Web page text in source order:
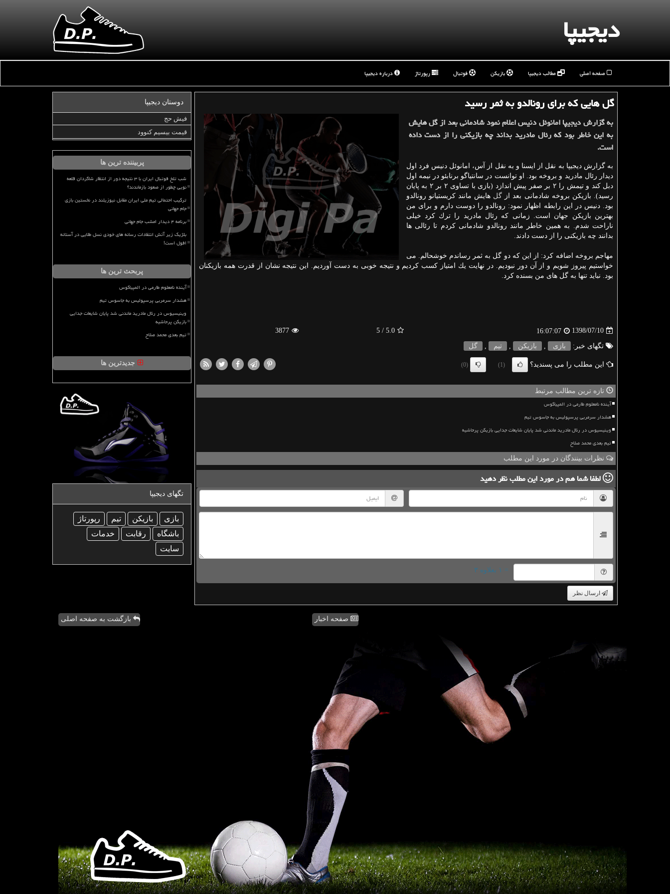
دیجیپا
صفحه اصلی مطالب دیجیپا بازیکن فوتبال رپورتاژ درباره دیجیپا
گل هایی كه برای رونالدو به ثمر رسید
به گزارش دیجیپا امانوئل دنیس اعلام نمود شادمانی بعد از گل هایش
به این خاطر بود كه رئال مادرید بداند چه بازیكنی را از دست داده
است.
به گزارش دیجیپا به نقل از ایسنا و به نقل از آس، امانوئل دنیس فرد اول
دیدار رئال مادرید و بروخه بود. او توانست در سانتیاگو برنابئو در نیمه اول
دبل كند و تیمش را ۲ بر صفر پیش اندازد (بازی با تساوی ۲ بر ۲ به پایان
رسید). بازیكن بروخه شادمانی بعد از گل هایش مانند كریستیانو رونالدو
بود. دنیس در این رابطه اظهار نمود: رونالدو را دوست دارم و برای من
بهترین بازیكن جهان است. زمانی كه رئال مادرید را ترك كرد خیلی
ناراحت شدم. به همین خاطر مانند رونالدو شادمانی كردم تا رئالی ها
بدانند چه بازیكنی را از دست دادند.
مهاجم بروخه اضافه كرد: از این كه دو گل به ثمر رساندم خوشحالم. می
خواستیم پیروز شویم و از آن دور نبودیم. در نهایت یك امتیاز كسب كردیم و نتیجه خوبی به دست آوردیم. این نتیجه نشان از قدرت همه بازیكنان
بود. نباید تنها به گل های من بسنده كرد.
1398/07/10
16:07:07
5.0
/ 5
3877
تگهای خبر: بازی بازیكن تیم گل
این مطلب را می پسندید؟ (1)
(0)
تازه ترین مطالب مرتبط
آینده نامعلوم طارمی در المپیاکوس
هشدار سرمربی پرسپولیس به جاسوس تیم
وینیسیوس در رئال مادرید ماندنی شد پایان شایعات جدایی بازیکن پرحاشیه
تیم بعدی محمد صلاح
نظرات بینندگان در مورد این مطلب
لطفا شما همدر مورد این مطلبنظر دهید
= ۱ بعلاوه ۳
ارسال نظر
دوستان دیجیپا
فیش حج
قیمت بیسیم کنوود
پربیننده ترین ها
شب تلخ فوتبال ایران با ۳ نتیجه دور از انتظار شاگردان قلعه
نویی چطور از صعود بازماندند؟
ترکیب احتمالی تیم ملی ایران مقابل نیوزیلند در نخستین بازی
جام جهانی
برنامه ۴ دیدار امشب جام جهانی
بلژیک زیر آتش انتقادات رسانه های خودی نسل طلایی در آستانه
افول است!
پربحث ترین ها
آینده نامعلوم طارمی در المپیاکوس
هشدار سرمربی پرسپولیس به جاسوس تیم
وینیسیوس در رئال مادرید ماندنی شد پایان شایعات جدایی
بازیکن پرحاشیه
تیم بعدی محمد صلاح
جدیدترین ها
تگهای دیجیپا
بازی بازیكن تیم
رپورتاژ
باشگاه
رقابت
خدمات
سایت
صفحه اخبار بازگشت به صفحه اصلی